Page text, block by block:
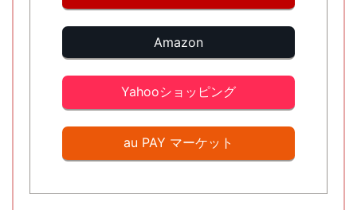
Amazon
Yahooショッピング
au PAY マーケット